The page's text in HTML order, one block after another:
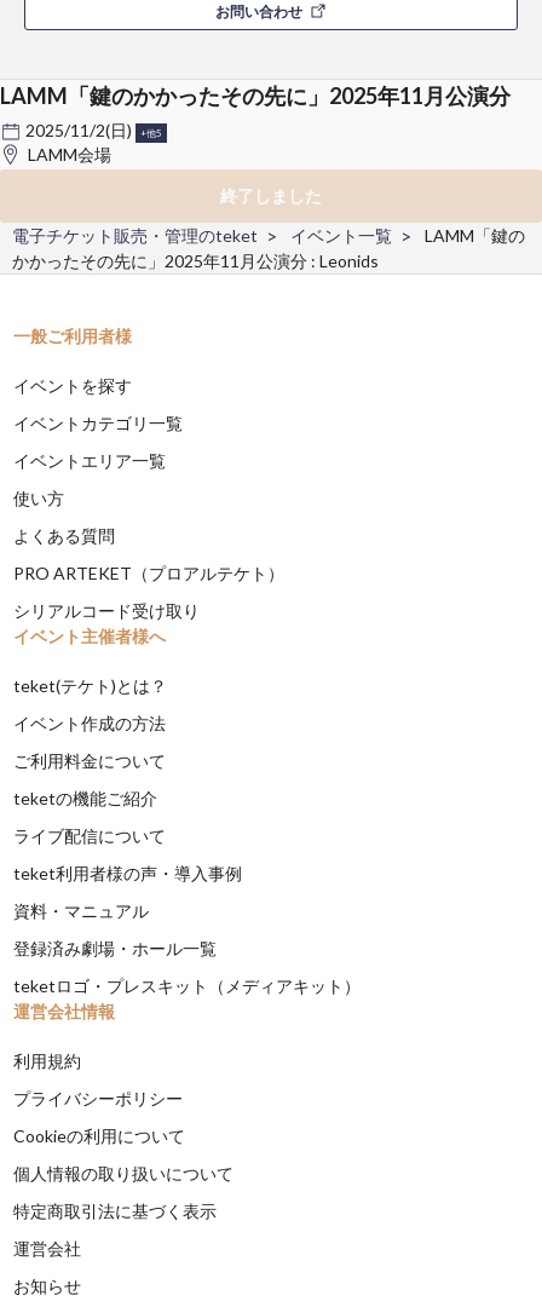
お問い合わせ
LAMM「鍵のかかったその先に」2025年11月公演分
2025/11/2(日) +他5
LAMM会場
終了しました
電子チケット販売・管理のteket
イベント一覧
LAMM「鍵の
かかったその先に」2025年11月公演分 : Leonids
一般ご利用者様
イベントを探す
イベントカテゴリ一覧
イベントエリア一覧
使い方
よくある質問
PRO ARTEKET（プロアルテケト）
シリアルコード受け取り
イベント主催者様へ
teket(テケト)とは？
イベント作成の方法
ご利用料金について
teketの機能ご紹介
ライブ配信について
teket利用者様の声・導入事例
資料・マニュアル
登録済み劇場・ホール一覧
teketロゴ・プレスキット（メディアキット）
運営会社情報
利用規約
プライバシーポリシー
Cookieの利用について
個人情報の取り扱いについて
特定商取引法に基づく表示
運営会社
お知らせ